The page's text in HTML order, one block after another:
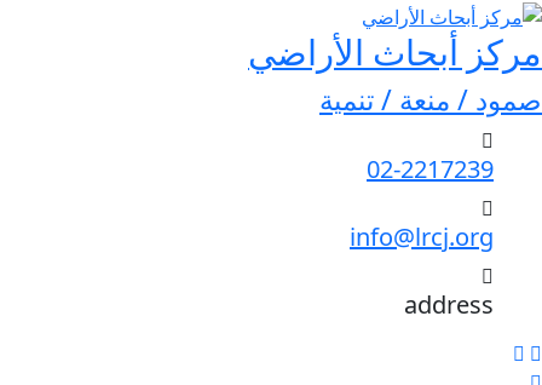
مركز أبحاث الأراضي
صمود / منعة / تنمية
02-2217239
info@lrcj.org
address